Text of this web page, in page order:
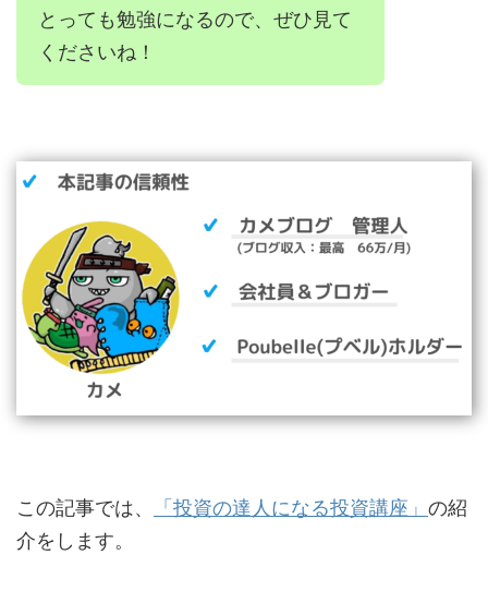
とっても勉強になるので、ぜひ見て
くださいね！
この記事では、 「投資の達人になる投資講座」 の紹
介をします。